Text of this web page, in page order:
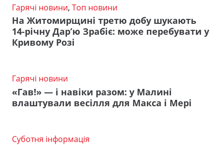
Гарячі новини, Топ новини
На Житомирщині третю добу шукають
14-річну Дар’ю Зрабіє: може перебувати у
Кривому Розі
Гарячі новини
«Гав!» — і навіки разом: у Малині
влаштували весілля для Макса і Мері
Суботня інформація